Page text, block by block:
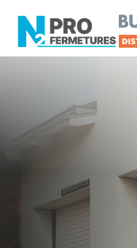
MAINE-ET-LOIRE -
Volet
Artisan,